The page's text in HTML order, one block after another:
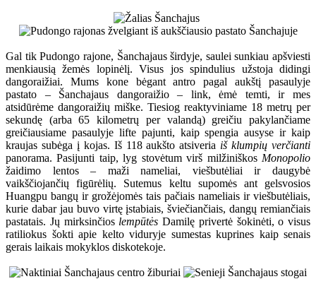
Gal tik Pudongo rajone, Šanchajaus širdyje, saulei sunkiau apšviesti
menkiausią žemės lopinėlį. Visus jos spindulius užstoja didingi
dangoraižiai. Mums kone bėgant antro pagal aukštį pasaulyje
pastato – Šanchajaus dangoraižio – link, ėmė temti, ir mes
atsidūrėme dangoraižių miške. Tiesiog reaktyviniame 18 metrų per
sekundę (arba 65 kilometrų per valandą) greičiu pakylančiame
greičiausiame pasaulyje lifte pajunti, kaip spengia ausyse ir kaip
kraujas subėga į kojas. Iš 118 aukšto atsiveria iš klumpių verčianti
panorama. Pasijunti taip, lyg stovėtum virš milžiniškos Monopolio
žaidimo lentos – maži nameliai, viešbutėliai ir daugybė
vaikščiojančių figūrėlių. Sutemus keltu supomės ant gelsvosios
Huangpu bangų ir grožėjomės tais pačiais nameliais ir viešbutėliais,
kurie dabar jau buvo virtę įstabiais, šviečiančiais, dangų remiančiais
pastatais. Jų mirksinčios lempūtės Damilę privertė šokinėti, o visus
ratiliokus šokti apie kelto viduryje sumestas kuprines kaip senais
gerais laikais mokyklos diskotekoje.